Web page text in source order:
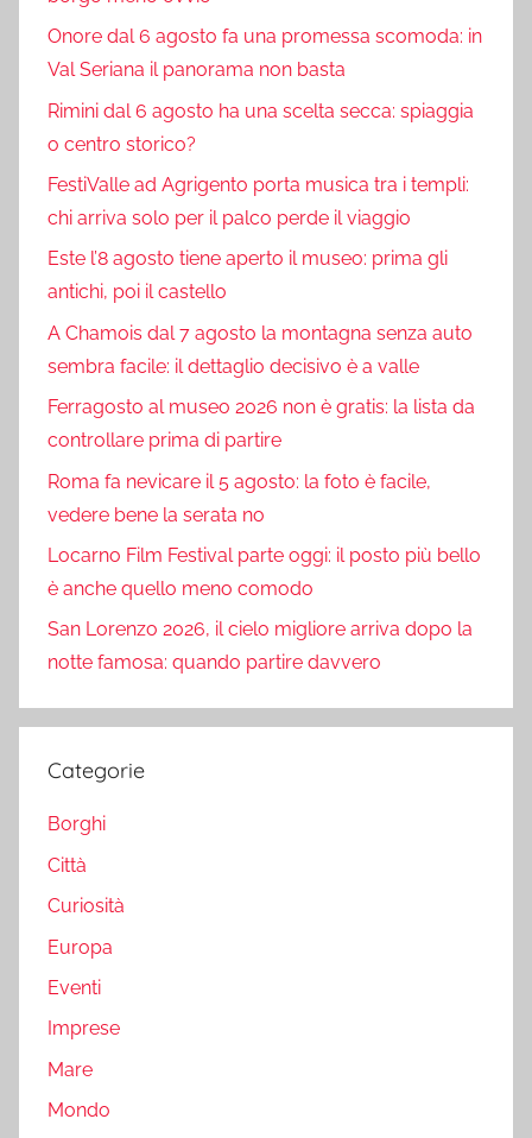
Onore dal 6 agosto fa una promessa scomoda: in
Val Seriana il panorama non basta
Rimini dal 6 agosto ha una scelta secca: spiaggia
o centro storico?
FestiValle ad Agrigento porta musica tra i templi:
chi arriva solo per il palco perde il viaggio
Este l’8 agosto tiene aperto il museo: prima gli
antichi, poi il castello
A Chamois dal 7 agosto la montagna senza auto
sembra facile: il dettaglio decisivo è a valle
Ferragosto al museo 2026 non è gratis: la lista da
controllare prima di partire
Roma fa nevicare il 5 agosto: la foto è facile,
vedere bene la serata no
Locarno Film Festival parte oggi: il posto più bello
è anche quello meno comodo
San Lorenzo 2026, il cielo migliore arriva dopo la
notte famosa: quando partire davvero
Categorie
Borghi
Città
Curiosità
Europa
Eventi
Imprese
Mare
Mondo